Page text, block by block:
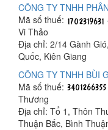
CÔNG TY TNHH
Mã số thuế:
Vi Thảo
Địa chỉ: 2/14 Gành
Quốc, Kiên Giang
CÔNG TY TNHH BÙI
Mã số thuế:
Thương
Địa chỉ: Tổ 1, Thôn
Thuận Bắc, Bình